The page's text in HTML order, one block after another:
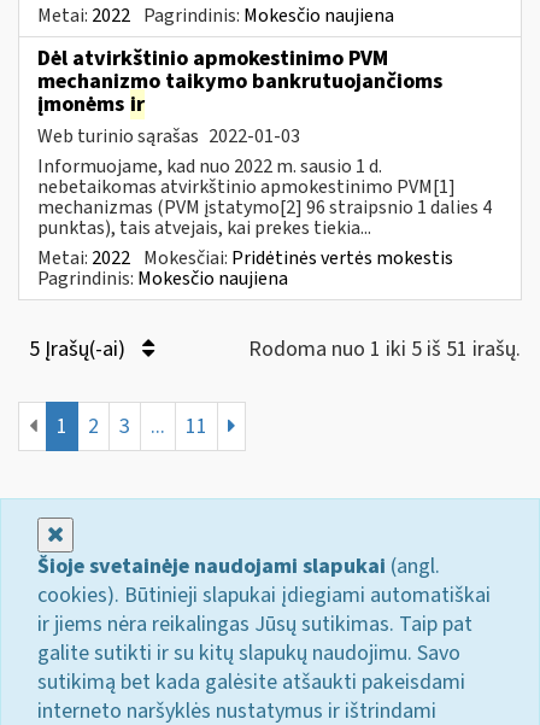
Metai: 2022 Pagrindinis: Mokesčio naujiena
Dėl atvirkštinio apmokestinimo PVM
mechanizmo taikymo bankrutuojančioms
įmonėms ir
Web turinio sąrašas 2022-01-03
Informuojame, kad nuo 2022 m. sausio 1 d.
nebetaikomas atvirkštinio apmokestinimo PVM[1]
mechanizmas (PVM įstatymo[2] 96 straipsnio 1 dalies 4
punktas), tais atvejais, kai prekes tiekia...
Metai: 2022 Mokesčiai: Pridėtinės vertės mokestis
Pagrindinis: Mokesčio naujiena
5 Įrašų(-ai) Rodoma nuo 1 iki 5 iš 51 irašų.
1 2 3 ... 11
Šioje svetainėje naudojami slapukai (angl.
cookies). Būtinieji slapukai įdiegiami automatiškai
ir jiems nėra reikalingas Jūsų sutikimas. Taip pat
galite sutikti ir su kitų slapukų naudojimu. Savo
sutikimą bet kada galėsite atšaukti pakeisdami
interneto naršyklės nustatymus ir ištrindami